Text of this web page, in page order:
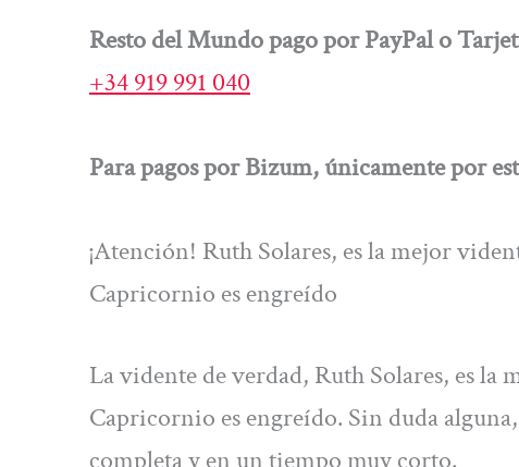
Resto del Mundo pago por PayPal o
+34 919 991 040
Para pagos por Bizum, únicamente por
¡Atención! Ruth Solares, es la mejor
Capricornio es engreído
La vidente de verdad, Ruth Solares, es la
Capricornio es engreído. Sin duda
completa y en un tiempo muy corto.